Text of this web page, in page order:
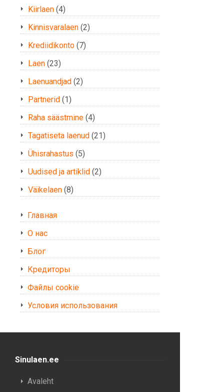
Kiirlaen (4)
Kinnisvaralaen (2)
Krediidikonto (7)
Laen (23)
Laenuandjad (2)
Partnerid (1)
Raha säästmine (4)
Tagatiseta laenud (21)
Ühisrahastus (5)
Uudised ja artiklid (2)
Väikelaen (8)
Главная
О нас
Блог
Кредиторы
Файлы cookie
Условия использования
Sinulaen.ee
Avaleht